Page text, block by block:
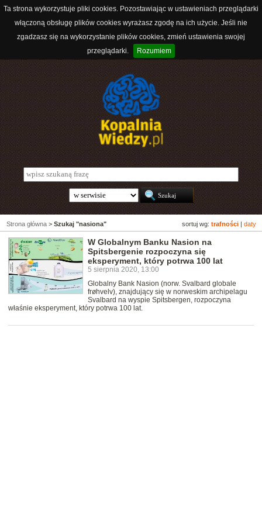
Ta strona wykorzystuje pliki cookies. Pozostawiając w ustawieniach przeglądarki
włączoną obsługę plików cookies wyrażasz zgodę na ich użycie. Jeśli nie
zgadzasz się na wykorzystanie plików cookies, zmień ustawienia swojej
przeglądarki.
Rozumiem
sortuj wg: trafności daty
Strona główna > Szukaj "nasiona"
W Globalnym Banku Nasion na
Spitsbergenie rozpoczyna się
eksperyment, który potrwa 100 lat
5 sierpnia 2020, 13:00
Globalny Bank Nasion (norw. Svalbard globale
frøhvelv), znajdujący się w norweskim archipelagu
Svalbard na wyspie Spitsbergen, rozpoczyna
właśnie eksperyment, który potrwa 100 lat.